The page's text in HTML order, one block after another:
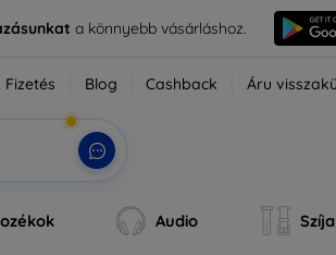
a könnyebb vásárláshoz.
Fizetés Blog Cashback Áru
Audio